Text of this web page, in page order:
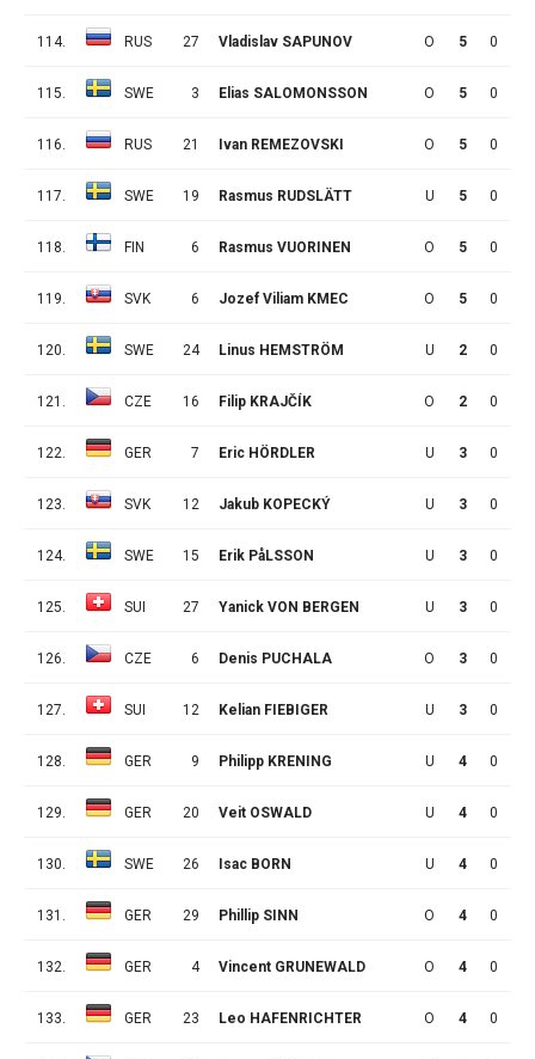
114. RUS 27 Vladislav SAPUNOV O 5 0
115. SWE 3 Elias SALOMONSSON O 5 0
116. RUS 21 Ivan REMEZOVSKI O 5 0
117. SWE 19 Rasmus RUDSLÄTT U 5 0
118. FIN 6 Rasmus VUORINEN O 5 0
119. SVK 6 Jozef Viliam KMEC O 5 0
120. SWE 24 Linus HEMSTRÖM U 2 0
121. CZE 16 Filip KRAJČÍK O 2 0
122. GER 7 Eric HÖRDLER U 3 0
123. SVK 12 Jakub KOPECKÝ U 3 0
124. SWE 15 Erik PåLSSON U 3 0
125. SUI 27 Yanick VON BERGEN U 3 0
126. CZE 6 Denis PUCHALA O 3 0
127. SUI 12 Kelian FIEBIGER U 3 0
128. GER 9 Philipp KRENING U 4 0
129. GER 20 Veit OSWALD U 4 0
130. SWE 26 Isac BORN U 4 0
131. GER 29 Phillip SINN O 4 0
132. GER 4 Vincent GRUNEWALD O 4 0
133. GER 23 Leo HAFENRICHTER O 4 0